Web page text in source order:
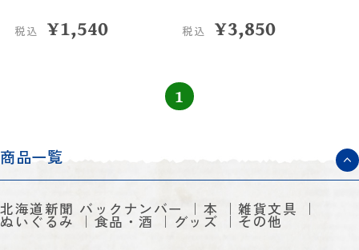
税込 ¥1,540 税込 ¥3,850
1
商品一覧
北海道新聞 バックナンバー 本 雑貨文具
ぬいぐるみ 食品・酒 グッズ その他